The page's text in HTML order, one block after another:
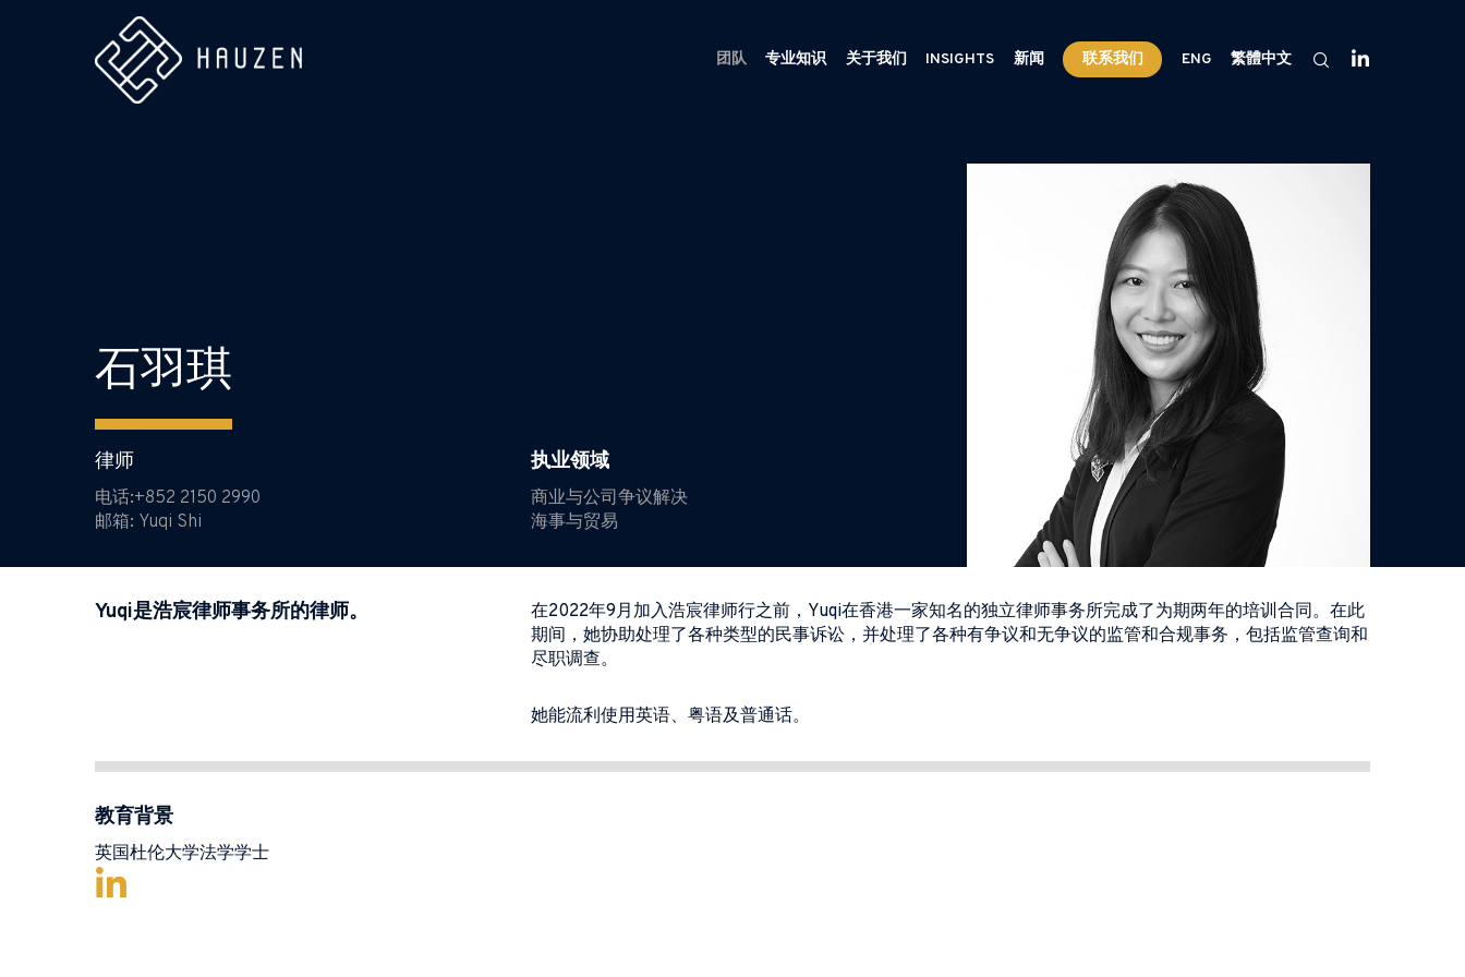
团队 专业知识 关于我们 INSIGHTS 新闻 联系我们 ENG 繁體中文
石羽琪
律师
电话:+852 2150 2990
邮箱: Yuqi Shi
执业领域
商业与公司争议解决
海事与贸易
Yuqi是浩宸律师事务所的律师。
在2022年9月加入浩宸律师行之前，Yuqi在香港一家知名的独立律师事务所完成了为期两年的培训合同。在此
期间，她协助处理了各种类型的民事诉讼，并处理了各种有争议和无争议的监管和合规事务，包括监管查询和
尽职调查。
她能流利使用英语、粤语及普通话。
教育背景
英国杜伦大学法学学士